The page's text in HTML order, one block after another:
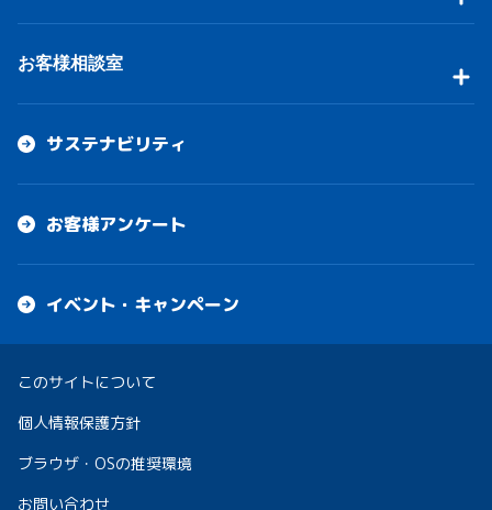
お客様相談室
サステナビリティ
お客様アンケート
イベント・キャンペーン
このサイトについて
個人情報保護方針
ブラウザ・OSの推奨環境
お問い合わせ